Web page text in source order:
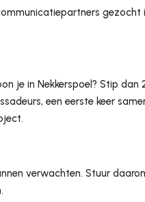
gezocht
je in Nekkerspoel? Stip dan
een eerste keer
verwachten. Stuur